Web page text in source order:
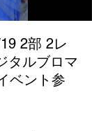
2部 2レ
タルブロマ
ベント参